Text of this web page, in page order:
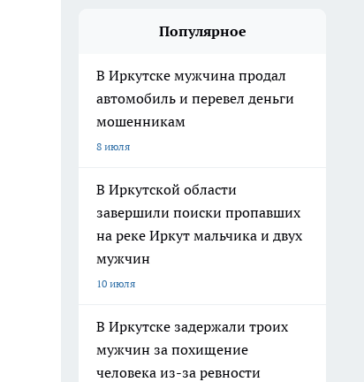
Популярное
В Иркутске мужчина продал
автомобиль и перевел деньги
мошенникам
8 июля
В Иркутской области
завершили поиски пропавших
на реке Иркут мальчика и двух
мужчин
10 июля
В Иркутске задержали троих
мужчин за похищение
человека из-за ревности